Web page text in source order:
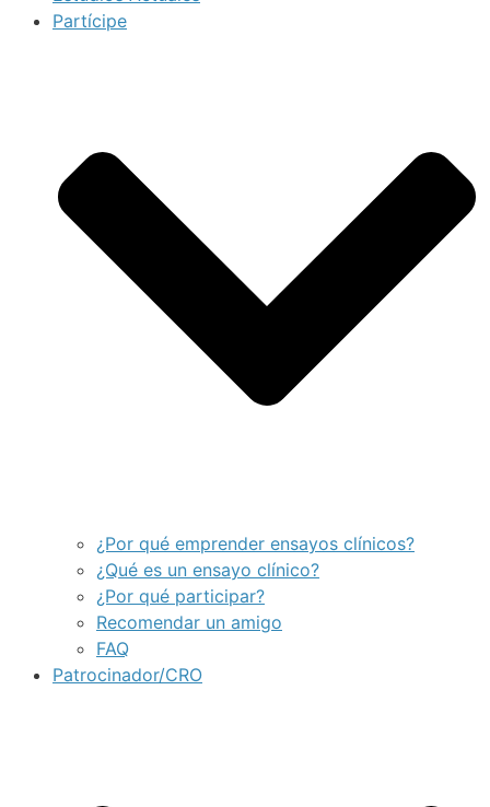
Partícipe
¿Por qué emprender ensayos clínicos?
¿Qué es un ensayo clínico?
¿Por qué participar?
Recomendar un amigo
FAQ
Patrocinador/CRO